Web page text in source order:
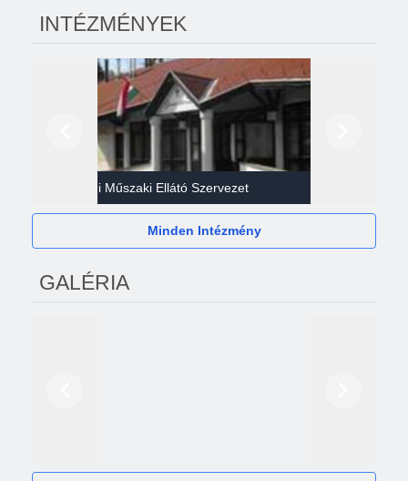
INTÉZMÉNYEK
Gazdasági Műszaki Ellátó Szervezet
Minden Intézmény
GALÉRIA